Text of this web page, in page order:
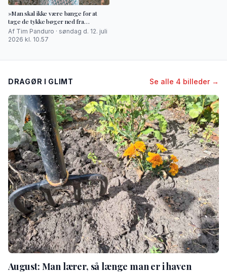
»Man skal ikke være bange for at
tage de tykke bøger ned fra
hylderne«
Af Tim Panduro · søndag d. 12. juli
2026 kl. 10.57
DRAGØR I GLIMT Se alle 4 billeder →
August: Man lærer, så længe man er i haven